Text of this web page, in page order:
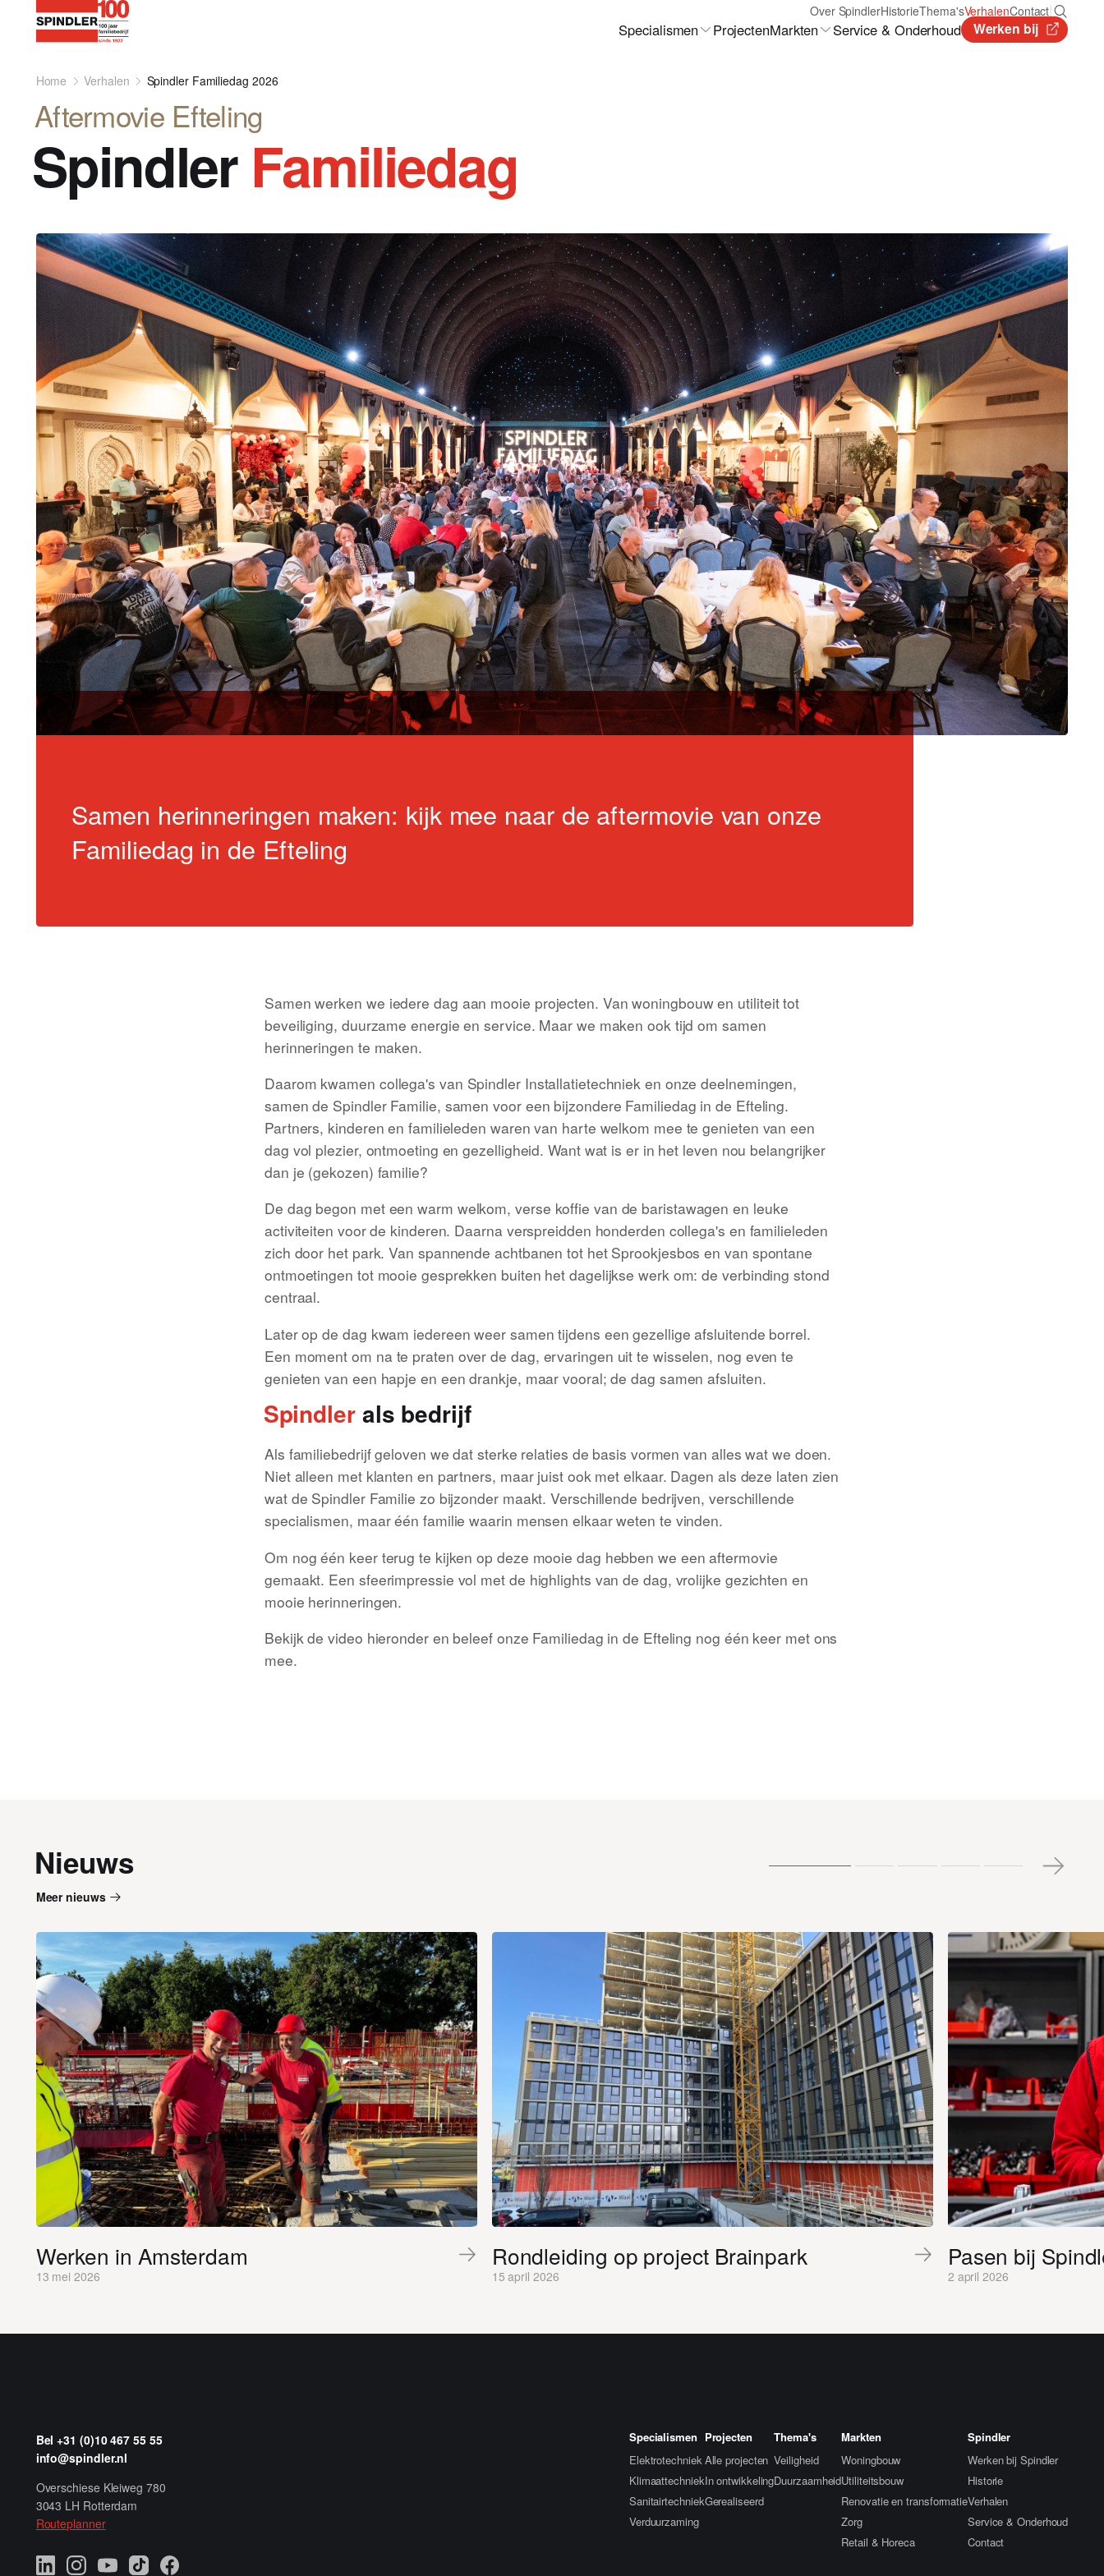
Over SpindlerHistorieThema'sVerhalenContact|
Specialismen ProjectenMarkten Service & Onderhoud Werken bij
Home Verhalen Spindler Familiedag 2026
Aftermovie Efteling
Spindler Familiedag
Samen herinneringen maken: kijk mee naar de aftermovie van onze
Familiedag in de Efteling
Samen werken we iedere dag aan mooie projecten. Van woningbouw en utiliteit tot
beveiliging, duurzame energie en service. Maar we maken ook tijd om samen
herinneringen te maken.
Daarom kwamen collega's van Spindler Installatietechniek en onze deelnemingen,
samen de Spindler Familie, samen voor een bijzondere Familiedag in de Efteling.
Partners, kinderen en familieleden waren van harte welkom mee te genieten van een
dag vol plezier, ontmoeting en gezelligheid. Want wat is er in het leven nou belangrijker
dan je (gekozen) familie?
De dag begon met een warm welkom, verse koffie van de baristawagen en leuke
activiteiten voor de kinderen. Daarna verspreidden honderden collega's en familieleden
zich door het park. Van spannende achtbanen tot het Sprookjesbos en van spontane
ontmoetingen tot mooie gesprekken buiten het dagelijkse werk om: de verbinding stond
centraal.
Later op de dag kwam iedereen weer samen tijdens een gezellige afsluitende borrel.
Een moment om na te praten over de dag, ervaringen uit te wisselen, nog even te
genieten van een hapje en een drankje, maar vooral; de dag samen afsluiten.
Spindlerals bedrijf
Als familiebedrijf geloven we dat sterke relaties de basis vormen van alles wat we doen.
Niet alleen met klanten en partners, maar juist ook met elkaar. Dagen als deze laten zien
wat de Spindler Familie zo bijzonder maakt. Verschillende bedrijven, verschillende
specialismen, maar één familie waarin mensen elkaar weten te vinden.
Om nog één keer terug te kijken op deze mooie dag hebben we een aftermovie
gemaakt. Een sfeerimpressie vol met de highlights van de dag, vrolijke gezichten en
mooie herinneringen.
Bekijk de video hieronder en beleef onze Familiedag in de Efteling nog één keer met ons
mee.
Nieuws
Meer nieuws
Werken in Amsterdam
13 mei 2026
Rondleiding op project Brainpark
15 april 2026
Pasen bij
2 april 2026
Bel +31 (0)10 467 55 55
info@spindler.nl
Overschiese Kleiweg 780
3043 LH Rotterdam
Routeplanner
Specialismen
Elektrotechniek
Klimaattechniek
Sanitairtechniek
Verduurzaming
Projecten
Alle projecten
In ontwikkeling
Gerealiseerd
Thema's
Veiligheid
Duurzaamheid
Markten
Woningbouw
Utiliteitsbouw
Renovatie en transformatie
Zorg
Retail & Horeca
Spindler
Werken bij Spindler
Historie
Verhalen
Service & Onderhoud
Contact